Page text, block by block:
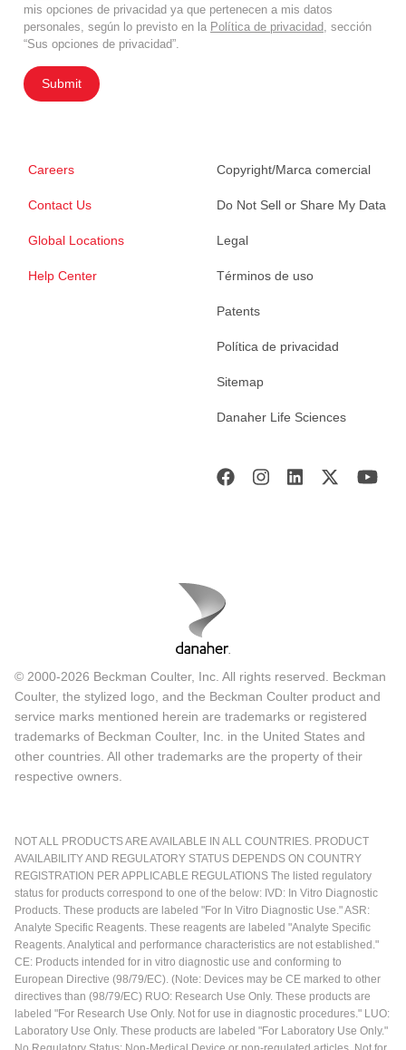
mis opciones de privacidad ya que pertenecen a mis datos
personales, según lo previsto en la Política de privacidad , sección
“Sus opciones de privacidad”.
Submit
Careers
Contact Us
Global Locations
Help Center
Copyright/Marca comercial
Do Not Sell or Share My Data
Legal
Términos de uso
Patents
Política de privacidad
Sitemap
Danaher Life Sciences
© 2000-2026 Beckman Coulter, Inc. All rights reserved. Beckman
Coulter, the stylized logo, and the Beckman Coulter product and
service marks mentioned herein are trademarks or registered
trademarks of Beckman Coulter, Inc. in the United States and
other countries. All other trademarks are the property of their
respective owners.
NOT ALL PRODUCTS ARE AVAILABLE IN ALL COUNTRIES. PRODUCT
AVAILABILITY AND REGULATORY STATUS DEPENDS ON COUNTRY
REGISTRATION PER APPLICABLE REGULATIONS The listed regulatory
status for products correspond to one of the below: IVD: In Vitro Diagnostic
Products. These products are labeled "For In Vitro Diagnostic Use." ASR:
Analyte Specific Reagents. These reagents are labeled "Analyte Specific
Reagents. Analytical and performance characteristics are not established."
CE: Products intended for in vitro diagnostic use and conforming to
European Directive (98/79/EC). (Note: Devices may be CE marked to other
directives than (98/79/EC) RUO: Research Use Only. These products are
labeled "For Research Use Only. Not for use in diagnostic procedures." LUO:
Laboratory Use Only. These products are labeled "For Laboratory Use Only."